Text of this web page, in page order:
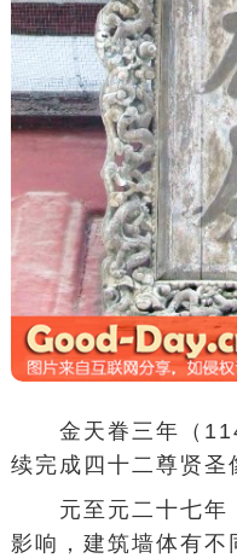
金天眷三年（
续完成四十二尊贤圣
元至元二十七
影响，建筑墙体有不